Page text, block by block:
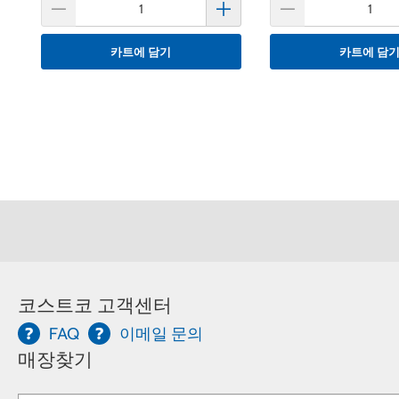
카트에 담기 카트에 담기
코스트코 고객센터
FAQ 이메일 문의
매장찾기